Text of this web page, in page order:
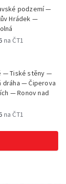
podzemí —
Hrádek —
na ČT1
— Tiské stěny —
dráha — Čiperova
— Ronov nad
na ČT1